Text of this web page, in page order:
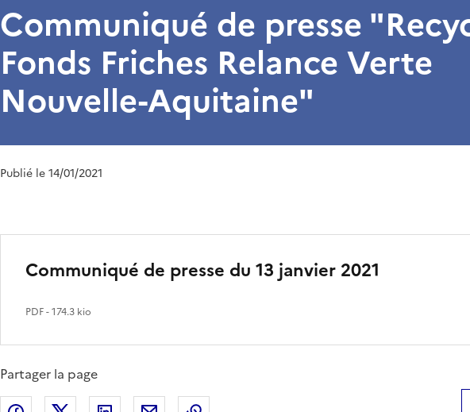
Communiqué de presse
Fonds Friches Relance Verte
Nouvelle-Aquitaine"
Publié le 14/01/2021
Communiqué de presse du 13 janvier 2021
PDF- 174.3 kio
Partager la page